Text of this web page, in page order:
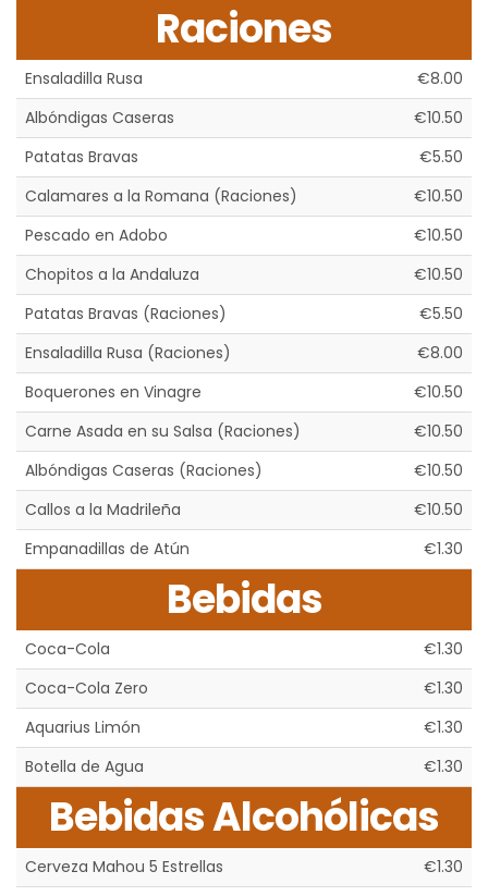
Raciones
Ensaladilla Rusa
€8.00
Albóndigas Caseras
€10.50
Patatas Bravas
€5.50
Calamares a la Romana (Raciones)
€10.50
Pescado en Adobo
€10.50
Chopitos a la Andaluza
€10.50
Patatas Bravas (Raciones)
€5.50
Ensaladilla Rusa (Raciones)
€8.00
Boquerones en Vinagre
€10.50
Carne Asada en su Salsa (Raciones)
€10.50
Albóndigas Caseras (Raciones)
€10.50
Callos a la Madrileña
€10.50
Empanadillas de Atún
€1.30
Bebidas
Coca-Cola
€1.30
Coca-Cola Zero
€1.30
Aquarius Limón
€1.30
Botella de Agua
€1.30
Bebidas Alcohólicas
Cerveza Mahou 5 Estrellas €1.30